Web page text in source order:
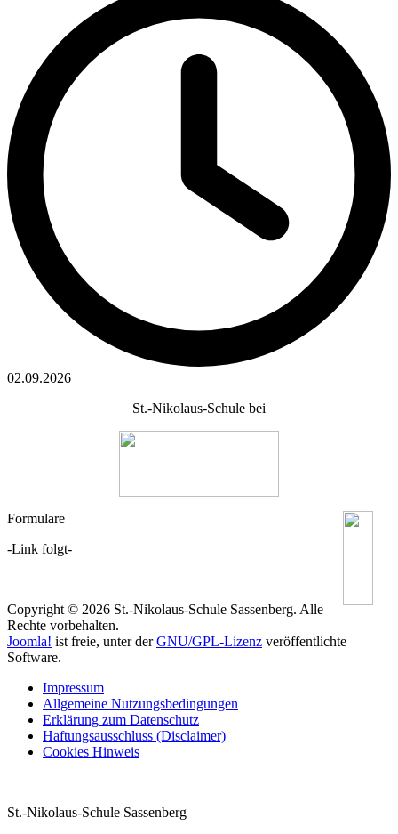
02.09.2026
St.-Nikolaus-Schule bei
Formulare
-Link folgt-
Copyright © 2026 St.-Nikolaus-Schule Sassenberg. Alle
Rechte vorbehalten.
Joomla! ist freie, unter derGNU/GPL-Lizenz veröffentlichte
Software.
Impressum
Allgemeine Nutzungsbedingungen
Erklärung zum Datenschutz
Haftungsausschluss (Disclaimer)
Cookies Hinweis
St.-Nikolaus-Schule Sassenberg